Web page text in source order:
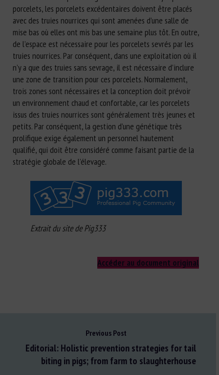
porcelets, les porcelets excédentaires doivent être placés
avec des truies nourrices qui sont amenées d’une salle de
mise bas où elles ont mis bas une semaine plus tôt. En outre,
de l’espace est nécessaire pour les porcelets sevrés par les
truies nourrices. Par conséquent, dans une exploitation où il
n’y a que des truies sans sevrage, il est nécessaire d’inclure
une zone de transition pour ces porcelets. Normalement,
trois zones sont nécessaires et la conception doit prévoir
un environnement chaud et confortable, car les porcelets
issus des truies nourrices sont généralement très jeunes et
petits. Par conséquent, la gestion d’une génétique très
prolifique exige également un personnel hautement
qualifié, qui doit être considéré comme faisant partie de la
stratégie globale de l’élevage.
Extrait du site de Pig333
Accéder au document original
Previous Post
Editorial: Holistic prevention strategies for tail
biting in pigs; from farm to slaughterhouse